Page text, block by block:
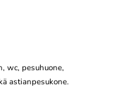
wc, pesuhuone,
astianpesukone.